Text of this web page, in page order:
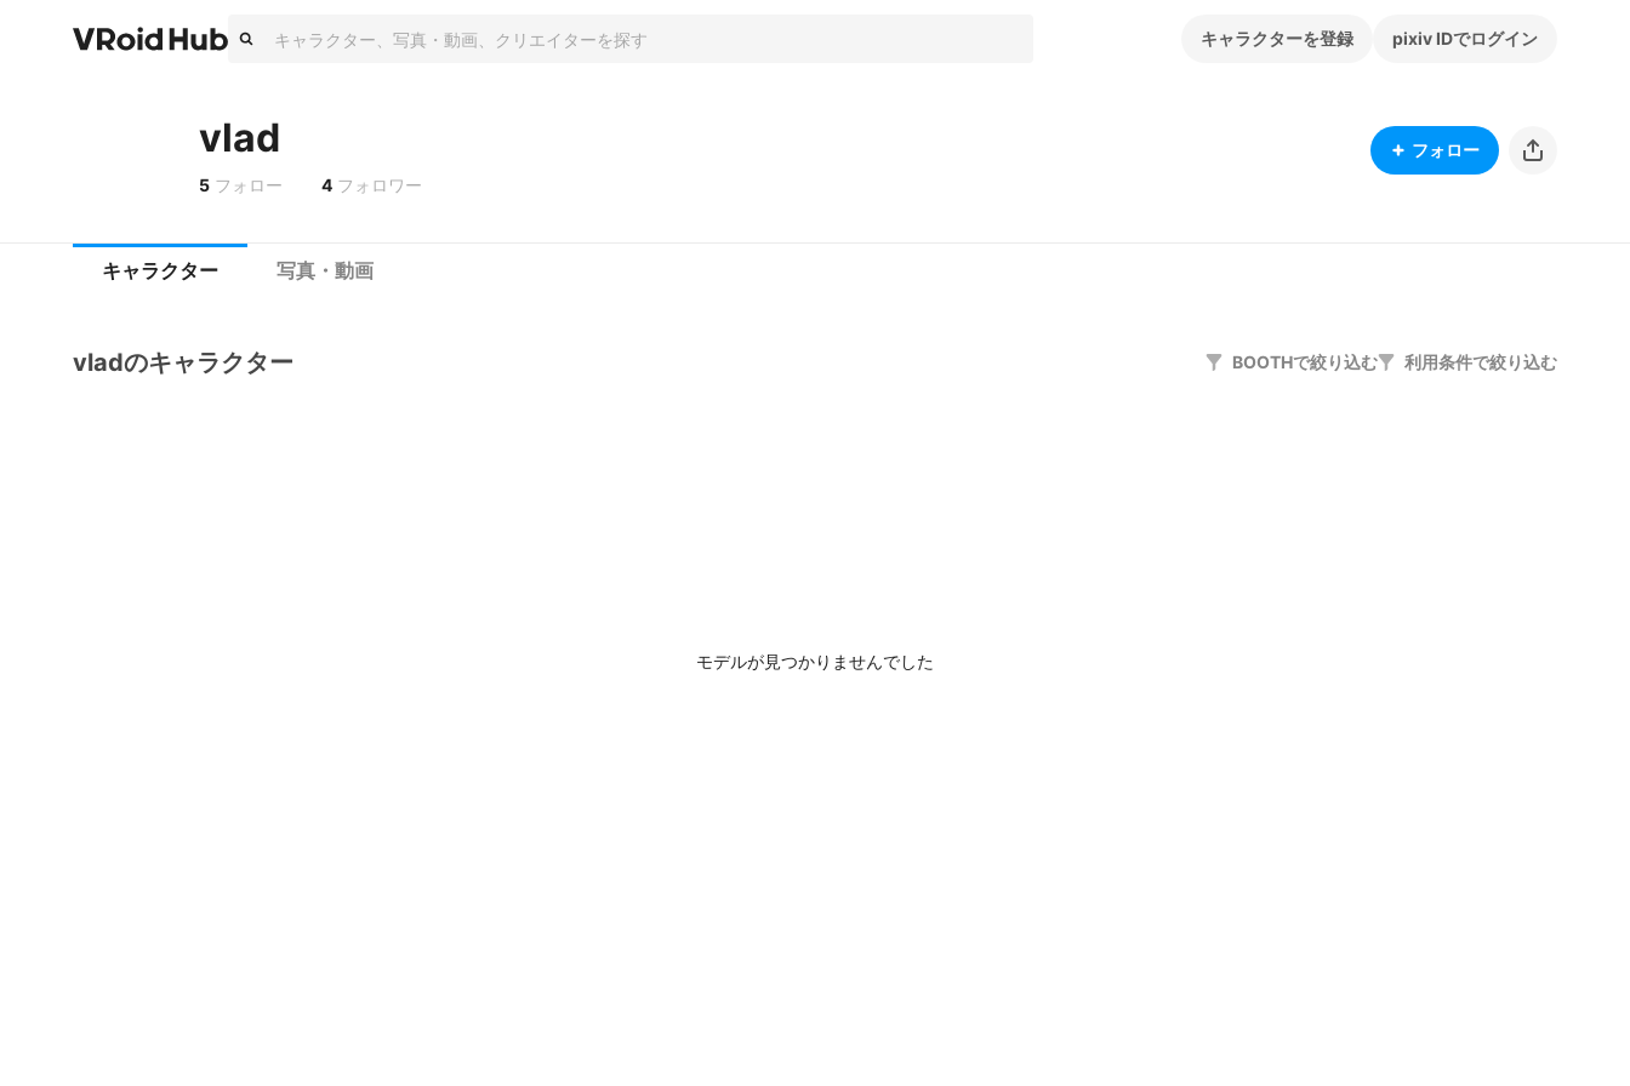
キャラクターを登録 pixiv IDでログイン
vlad
5 フォロー 4 フォロワー
フォロー
キャラクター 写真・動画
vladのキャラクター BOOTHで絞り込む 利用条件で絞り込む
モデルが見つかりませんでした